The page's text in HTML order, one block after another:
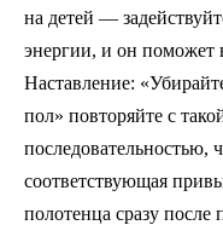
на детей —
энергии, и он поможет
Наставление:
пол» повторяйте с
последовательностью,
соответствующая
полотенца сразу